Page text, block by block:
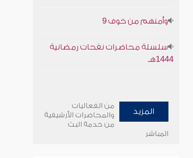
وأمنهم من خوف 9
سلسلة محاضرات نفحات رمضانية
1444هـ
المزيد
من الفعاليات
والمحاضرات الأرشيفية
من خدمة البث
المباشر